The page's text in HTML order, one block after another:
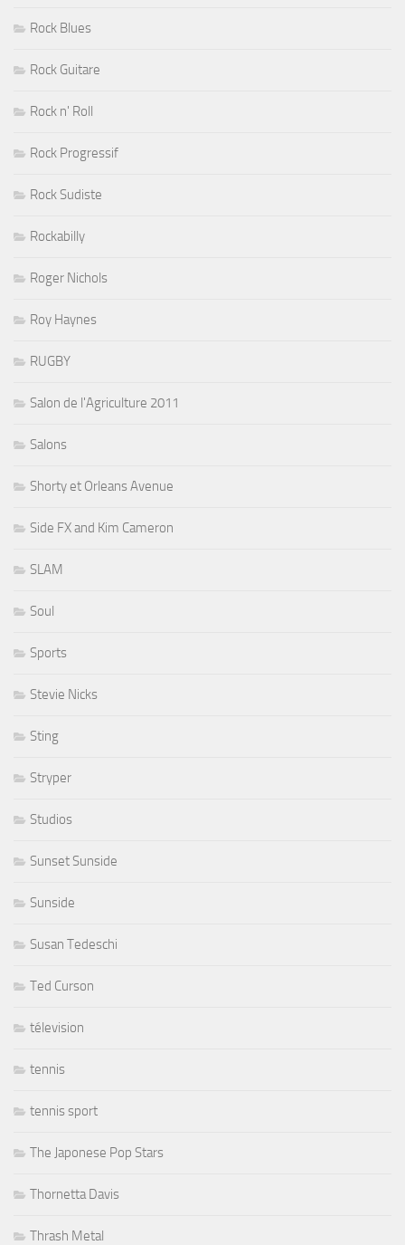
Rock Blues
Rock Guitare
Rock n' Roll
Rock Progressif
Rock Sudiste
Rockabilly
Roger Nichols
Roy Haynes
RUGBY
Salon de l'Agriculture 2011
Salons
Shorty et Orleans Avenue
Side FX and Kim Cameron
SLAM
Soul
Sports
Stevie Nicks
Sting
Stryper
Studios
Sunset Sunside
Sunside
Susan Tedeschi
Ted Curson
télevision
tennis
tennis sport
The Japonese Pop Stars
Thornetta Davis
Thrash Metal